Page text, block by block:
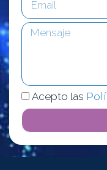
Acepto las